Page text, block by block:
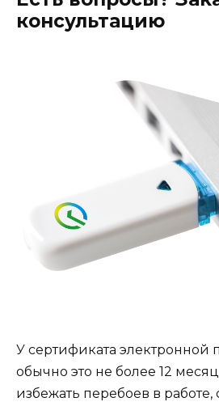
консультацию
У сертификата электронной
обычно это не более 12
избежать перебоев в